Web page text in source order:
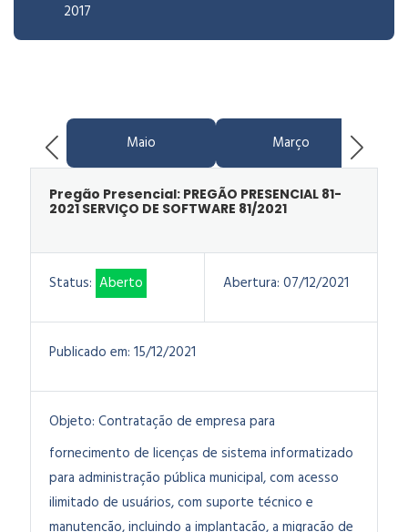
2017
Maio Março
Pregão Presencial: PREGÃO PRESENCIAL 81-
2021 SERVIÇO DE SOFTWARE 81/2021
Status: Aberto Abertura: 07/12/2021
Publicado em: 15/12/2021
Objeto: Contratação de empresa para
fornecimento de licenças de sistema informatizado
para administração pública municipal, com acesso
ilimitado de usuários, com suporte técnico e
manutenção, incluindo a implantação, a migração de